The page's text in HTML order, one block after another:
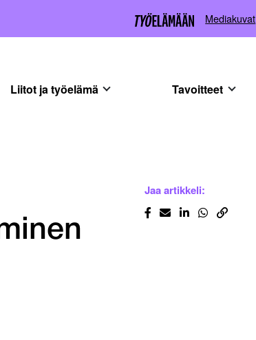
Mediakuvat
Liitot ja työelämä Tavoitteet
Jaa artikkeli: